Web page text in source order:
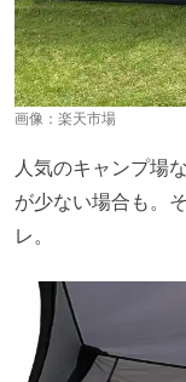
画像： 楽天市場
人気のキャンプ場
が少ない場合も。
レ。